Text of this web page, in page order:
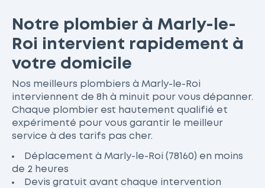
Notre plombier à Marly-le-
Roi intervient rapidement à
votre domicile
Nos meilleurs plombiers à Marly-le-Roi
interviennent de 8h à minuit pour vous dépanner.
Chaque plombier est hautement qualifié et
expérimenté pour vous garantir le meilleur
service à des tarifs pas cher.
Déplacement à Marly-le-Roi (78160) en moins
de 2 heures
Devis gratuit avant chaque intervention